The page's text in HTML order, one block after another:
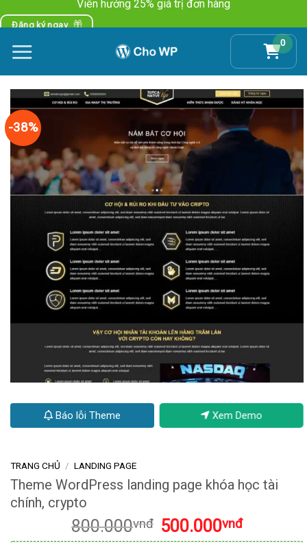
to
content
Viên hưởng 25% giá trị đơn hàng
Đăng ký ngay
0
-38%
Báo lỗi Theme Xem Demo
TRANG CHỦ / LANDING PAGE
Theme WordPress landing page khóa học tài
chính, crypto
800.000vnđ Giá
gốc
500.000vnđGiá